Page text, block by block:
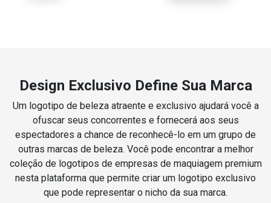
Design Exclusivo Define Sua Marca
Um logotipo de beleza atraente e exclusivo ajudará você a
ofuscar seus concorrentes e fornecerá aos seus
espectadores a chance de reconhecê-lo em um grupo de
outras marcas de beleza. Você pode encontrar a melhor
coleção de logotipos de empresas de maquiagem premium
nesta plataforma que permite criar um logotipo exclusivo
que pode representar o nicho da sua marca.